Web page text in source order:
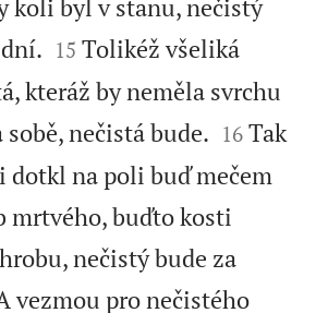
koli byl v stanu, nečistý


15 Tolikéž všeliká
kteráž by neměla svrchu
nečistá bude. 

16 Tak
dotkl na poli buď mečem
mrtvého, buďto kosti
nečistý bude za
vezmou pro nečistého